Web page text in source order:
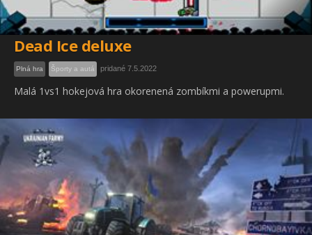
Dead Ice deluxe
Plná hra Športy a autá pridané 7.5.2022
Malá 1vs1 hokejová hra okorenená zombíkmi a powerupmi.